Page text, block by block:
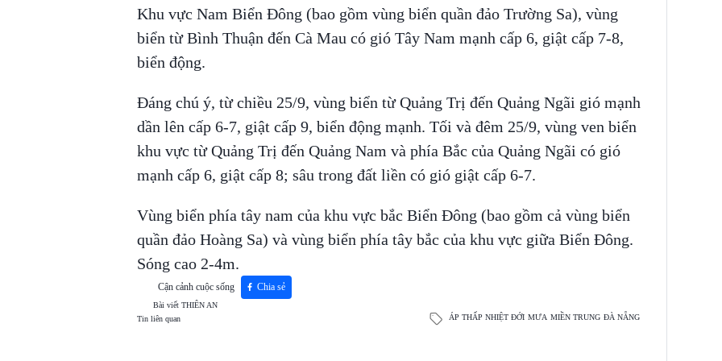
Khu vực Nam Biển Đông (bao gồm vùng biển quần đảo Trường Sa), vùng
biển từ Bình Thuận đến Cà Mau có gió Tây Nam mạnh cấp 6, giật cấp 7-8,
biển động.
Đáng chú ý, từ chiều 25/9, vùng biển từ Quảng Trị đến Quảng Ngãi gió mạnh
dần lên cấp 6-7, giật cấp 9, biển động mạnh. Tối và đêm 25/9, vùng ven biển
khu vực từ Quảng Trị đến Quảng Nam và phía Bắc của Quảng Ngãi có gió
mạnh cấp 6, giật cấp 8; sâu trong đất liền có gió giật cấp 6-7.
Vùng biển phía tây nam của khu vực bắc Biển Đông (bao gồm cả vùng biển
quần đảo Hoàng Sa) và vùng biển phía tây bắc của khu vực giữa Biển Đông.
Sóng cao 2-4m.
Cận cảnh cuộc sống Chia sẻ
Bài viết THIÊN AN
Tin liên quan
ÁP THẤP NHIỆT ĐỚI MƯA MIỀN TRUNG ĐÀ NẴNG